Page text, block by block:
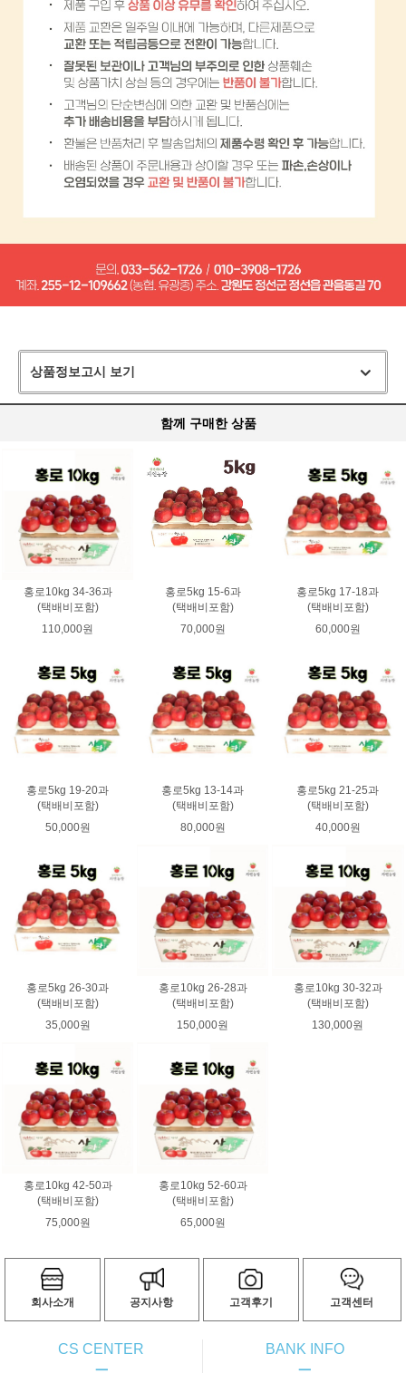
상품정보고시 보기
함께 구매한 상품
홍로10kg 34-36과
(택배비포함)
110,000원
홍로5kg 15-6과
(택배비포함)
70,000원
홍로5kg 17-18과
(택배비포함)
60,000원
홍로5kg 19-20과
(택배비포함)
50,000원
홍로5kg 13-14과
(택배비포함)
80,000원
홍로5kg 21-25과
(택배비포함)
40,000원
홍로5kg 26-30과
(택배비포함)
35,000원
홍로10kg 26-28과
(택배비포함)
150,000원
홍로10kg 30-32과
(택배비포함)
130,000원
홍로10kg 42-50과
(택배비포함)
75,000원
홍로10kg 52-60과
(택배비포함)
65,000원
회사소개 공지사항 고객후기 고객센터
CS CENTER
ㅡ
BANK INFO
ㅡ